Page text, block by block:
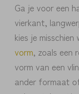
Ga je voor een
vierkant,
kies je misschien
vorm, zoals een
vorm van een
ander formaat